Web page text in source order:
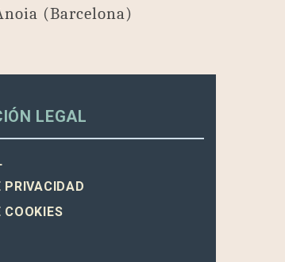
(Barcelona)
LEGAL
PRIVACIDAD
COOKIES